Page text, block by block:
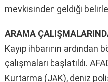
mevkisinden geldiği
ARAMA
Kayıp ihbarının ardından
çalışmaları başlatıldı.
Kurtarma (JAK), deniz